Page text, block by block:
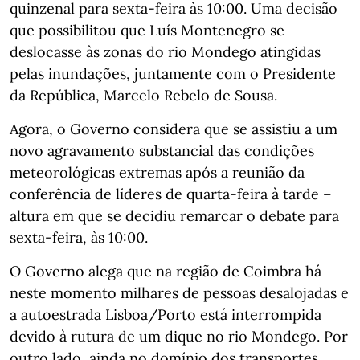
quinzenal para sexta-feira às 10:00. Uma decisão
que possibilitou que Luís Montenegro se
deslocasse às zonas do rio Mondego atingidas
pelas inundações, juntamente com o Presidente
da República, Marcelo Rebelo de Sousa.
Agora, o Governo considera que se assistiu a um
novo agravamento substancial das condições
meteorológicas extremas após a reunião da
conferência de líderes de quarta-feira à tarde –
altura em que se decidiu remarcar o debate para
sexta-feira, às 10:00.
O Governo alega que na região de Coimbra há
neste momento milhares de pessoas desalojadas e
a autoestrada Lisboa/Porto está interrompida
devido à rutura de um dique no rio Mondego. Por